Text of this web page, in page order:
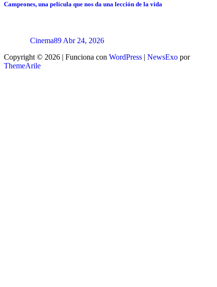
Campeones, una película que nos da una lección de la vida
Cinema89 Abr 24, 2026
Copyright © 2026 | Funciona con WordPress | NewsExo por
ThemeArile